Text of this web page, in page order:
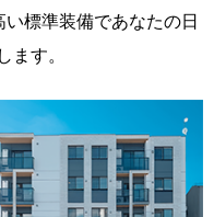
標準装備であなたの日
ます。